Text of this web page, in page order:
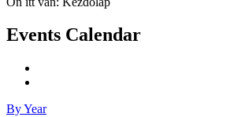
Events Calendar
By Year